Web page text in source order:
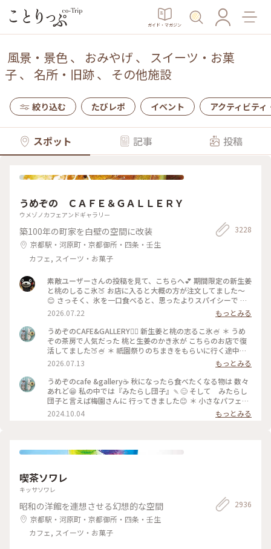
ガイド・マガジン
風景・景色、 おみやげ 、 スイーツ・お菓
子、 名所・旧跡、 その他施設
絞り込む たびレポ イベント アクティビティ
スポット 記事 投稿
うめぞの ＣＡＦＥ＆ＧＡＬＬＥＲＹ
ウメゾノカフェアンドギャラリー
築100年の町家を白壁の空間に改装
京都駅・河原町・京都御所・四条・壬生
カフェ, スイーツ・お菓子
3228
素敵ユーザーさんの投稿を見て、こちらへ💕 期間限定の新生姜
と桃のしるこ氷🍑 お店に入ると大概の方が注文してました〜
😊 さっそく、氷を一口食べると、思ったよりスパイシーで 生
姜の風味が口いっぱい広がります🥰 氷で生姜…はじめて…！
桃も程よい量で、食べ進めると下には、こし餡！ だから、し
るこなんですね〜🤔 頼んだ時は、何でだろうと思ったけど、な
るほど〜です😘 この後も、山鉾巡りなので、あっという間に
汗💦になるけど、 真夏に食べるかき氷🍧、魅力的ですよね✨✨
2026.07.22
もっとみる
うめぞのCAFE&GALLERY🏳️‍🌈 新生姜と桃の志るこ氷🍧 ＊ うめ
ぞの茶房で人気だった 桃と生姜のかき氷が こちらのお店で復
活してました🍑🍧 ＊ 祇園祭りのちまきをもらいに行く途中に
寄ろうかなどうしようかな？と 考えながら前を通ったら桃氷
の看板でていたので スルーできませんでした😆 ＊ ぴりりとく
る新生姜のシロップが すごいアクセントになって🫚 合間合間
にみずみずしい桃のスライスを いただきます🍑 ちょっと見え
づらいですが 中にはもっちり白玉と そしてこし餡が入ってい
るので 最後には、しるこ氷としていただきました😊 ＊ 人気か
き氷だけに🍧 私が最後の一杯だったようで 注文したあとにす
に幸せでした😊 ＊ ギャラリーでは風鈴展が🎐 陶器のブルーの
めぞの #梅園
2026.07.13
もっとみる
うめぞのcafe &gallery☕️ 秋になったら食べたくなる物は 数々
あれど😁 私の中では『みたらし団子』🍡😊 そして みたらし
団子と言えば梅園さんに 行ってきました😊 ＊ 小さなパフェと
みたらし団子のセット🩷 この小さなパフェのセットが復活し
て 小躍りです😁 パフェにはわらび餅と小さな抹茶アイスとク
しい 蜜がたっぷりのみたらし団子はやっぱり 美味しかったで
れます😊 店内の配置を変えられたようで✨ 奥の中庭前の席が2
人席になり 通い始めて幾数年 初めて窓際に座る事ができま
した😊 中庭がいい感じです😊🌳 ＊ うめぞのcafe＆galleryは
ちょっと甘い物が食べたいなぁーと 思う時に足が向いてしま
うお店です😊 #京都カフェ #パフェ活2024 #みたらし団子 #秋
の彩り #クラシカルな街 #私の好きな京都
2024.10.04 もっとみる
喫茶ソワレ
キッサソワレ
昭和の洋館を連想させる幻想的な空間
京都駅・河原町・京都御所・四条・壬生
カフェ, スイーツ・お菓子
2936